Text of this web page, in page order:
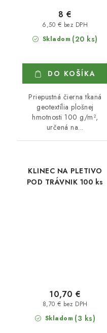
Skladom (20 ks)
6,50 € bez DPH
8 €
DO KOŠÍKA
Priepustná čierna tkaná
geotextília plošnej
hmotnosti 100 g/m²,
určená na...
KLINEC NA PLETIVO
POD TRÁVNIK 100 ks
Skladom (3 ks)
8,70 € bez DPH
10,70 €